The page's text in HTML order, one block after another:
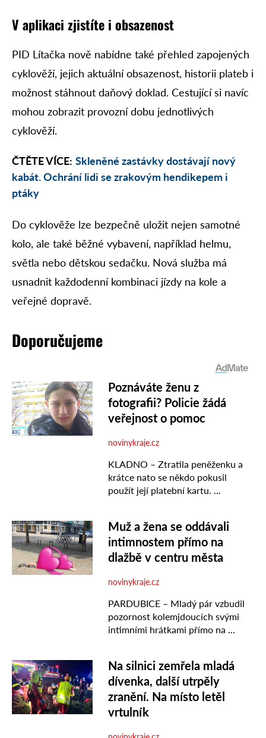
V aplikaci zjistíte i obsazenost
PID Lítačka nově nabídne také přehled zapojených
cyklověží, jejich aktuální obsazenost, historii plateb i
možnost stáhnout daňový doklad. Cestující si navíc
mohou zobrazit provozní dobu jednotlivých
cyklověží.
ČTĚTE VÍCE: Skleněné zastávky dostávají nový
kabát. Ochrání lidi se zrakovým hendikepem i
ptáky
Do cyklověže lze bezpečně uložit nejen samotné
kolo, ale také běžné vybavení, například helmu,
světla nebo dětskou sedačku. Nová služba má
usnadnit každodenní kombinaci jízdy na kole a
veřejné dopravě.
Doporučujeme